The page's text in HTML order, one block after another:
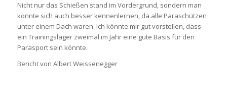
Nicht nur das Schießen stand im Vordergrund, sondern man
konnte sich auch besser kennenlernen, da alle Paraschützen
unter einem Dach waren. Ich könnte mir gut vorstellen, dass
ein Trainingslager zweimal im Jahr eine gute Basis für den
Parasport sein könnte.
Bericht von Albert Weissenegger